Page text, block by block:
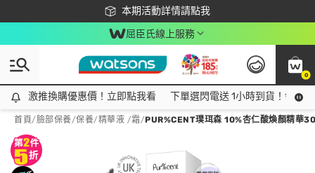
本期活動詳情請點我
下載app最高回饋$350
屈臣氏線上服務
0
激推換購優惠價！立即點我看
激推換購優惠價！立即點我看 下單選閃電送 1小時到貨！領神
首頁/臉部保養/保養/精華液 /霜/PUR%CENT璞珥森 10%杏仁酸煥顏精華